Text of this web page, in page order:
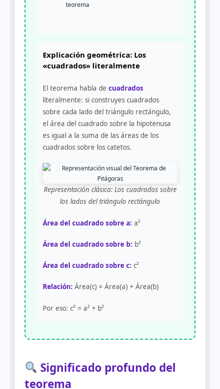
teorema
Explicación geométrica: Los
«cuadrados» literalmente
El teorema habla de cuadrados
literalmente: si construyes cuadrados
sobre cada lado del triángulo rectángulo,
el área del cuadrado sobre la hipotenusa
es igual a la suma de las áreas de los
cuadrados sobre los catetos.
Representación clásica: Los cuadrados sobre
los lados del triángulo rectángulo
Área del cuadrado sobre a: a²
Área del cuadrado sobre b: b²
Área del cuadrado sobre c: c²
Relación: Área(c) = Área(a) + Área(b)
Por eso: c² = a² + b²
Significado profundo del
teorema